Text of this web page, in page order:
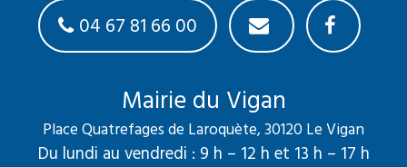
04 67 81 66 00
Mairie du Vigan
Place Quatrefages de Laroquète, 30120 Le Vigan
Du lundi au vendredi : 9 h – 12 h et 13 h – 17 h